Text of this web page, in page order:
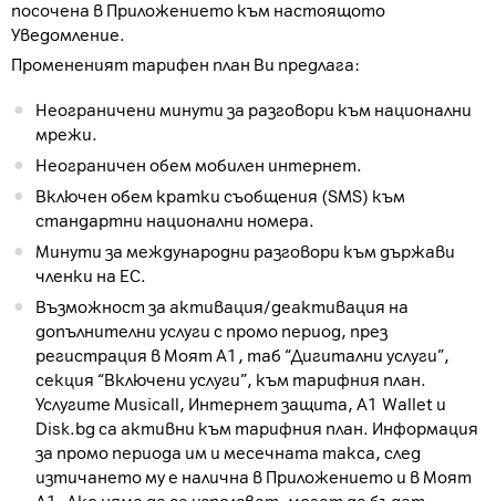
посочена в Приложението към настоящото
Уведомление.
Промененият тарифен план Ви предлага:
Неограничени минути за разговори към национални
мрежи.
Неограничен обем мобилен интернет.
Включен обем кратки съобщения (SMS) към
стандартни национални номера.
Минути за международни разговори към държави
членки на ЕС.
Възможност за активация/деактивация на
допълнителни услуги с промо период, през
регистрация в Моят А1, таб “Дигитални услуги”,
секция “Включени услуги”, към тарифния план.
Услугите Musicall, Интернет защита, A1 Wallet и
Disk.bg са активни към тарифния план. Информация
за промо периода им и месечната такса, след
изтичането му е налична в Приложението и в Моят